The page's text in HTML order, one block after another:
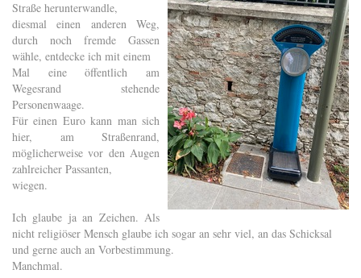
Straße herunterwandle,
diesmal einen anderen Weg,
durch noch fremde Gassen
wähle, entdecke ich mit einem
Mal eine öffentlich am
Wegesrand stehende
Personenwaage.
Für einen Euro kann man sich
hier, am Straßenrand,
möglicherweise vor den Augen
zahlreicher Passanten,
wiegen.
Ich glaube ja an Zeichen. Als
nicht religiöser Mensch glaube ich sogar an sehr viel, an das Schicksal
und gerne auch an Vorbestimmung.
Manchmal.